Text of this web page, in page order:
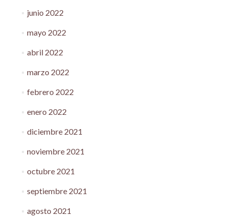
junio 2022
mayo 2022
abril 2022
marzo 2022
febrero 2022
enero 2022
diciembre 2021
noviembre 2021
octubre 2021
septiembre 2021
agosto 2021